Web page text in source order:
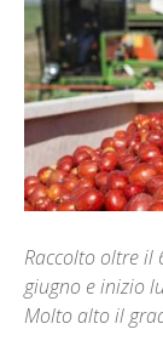
Raccolto oltre il
giugno e inizio
Molto alto il